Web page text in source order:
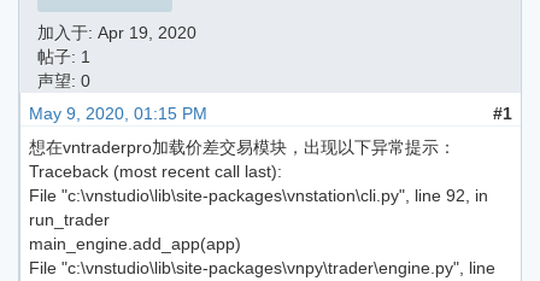
加入于: Apr 19, 2020
帖子: 1
声望: 0
May 9, 2020, 01:15 PM
#1
想在vntraderpro加载价差交易模块，出现以下异常提示：
Traceback (most recent call last):
File "c:\vnstudio\lib\site-packages\vnstation\cli.py", line 92, in
run_trader
main_engine.add_app(app)
File "c:\vnstudio\lib\site-packages\vnpy\trader\engine.py", line